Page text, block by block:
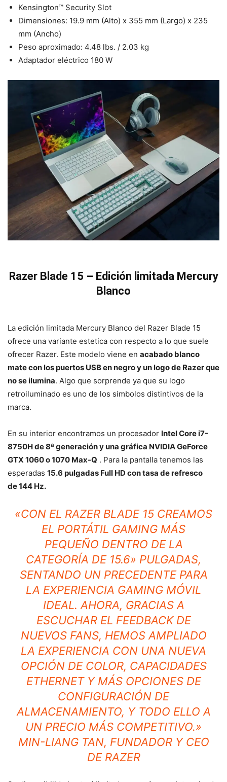
Kensington™ Security Slot
Dimensiones: 19.9 mm (Alto) x 355 mm (Largo) x 235
mm (Ancho)
Peso aproximado: 4.48 lbs. / 2.03 kg
Adaptador eléctrico 180 W
Razer Blade 15 – Edición limitada Mercury
Blanco
La edición limitada Mercury Blanco del Razer Blade 15
ofrece una variante estetica con respecto a lo que suele
ofrecer Razer. Este modelo viene en acabado blanco
mate con los puertos USB en negro y un logo de Razer que
no se ilumina. Algo que sorprende ya que su logo
retroiluminado es uno de los simbolos distintivos de la
marca.
En su interior encontramos un procesador Intel Core i7-
8750H de 8a generación y una gráfica NVIDIA GeForce
GTX 1060 o 1070 Max-Q . Para la pantalla tenemos las
esperadas 15.6 pulgadas Full HD con tasa de refresco
de 144 Hz.
«CON EL RAZER BLADE 15 CREAMOS
EL PORTÁTIL GAMING MÁS
PEQUEÑO DENTRO DE LA
CATEGORÍA DE 15.6» PULGADAS,
SENTANDO UN PRECEDENTE PARA
LA EXPERIENCIA GAMING MÓVIL
IDEAL. AHORA, GRACIAS A
ESCUCHAR EL FEEDBACK DE
NUEVOS FANS, HEMOS AMPLIADO
LA EXPERIENCIA CON UNA NUEVA
OPCIÓN DE COLOR, CAPACIDADES
ETHERNET Y MÁS OPCIONES DE
CONFIGURACIÓN DE
ALMACENAMIENTO, Y TODO ELLO A
UN PRECIO MÁS COMPETITIVO.»
MIN-LIANG TAN, FUNDADOR Y CEO
DE RAZER